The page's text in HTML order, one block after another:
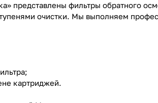
представлены фильтры обратного
очистки. Мы выполняем
картриджей.